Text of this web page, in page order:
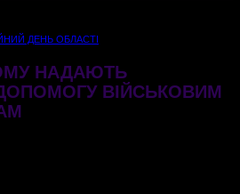
ДЕНЬ ОБЛАСТІ
НАДАЮТЬ
ВІЙСЬКОВИМ